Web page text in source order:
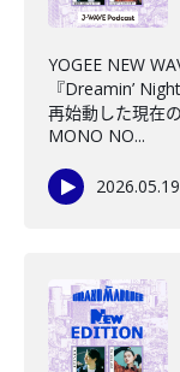
YOGEE NEW
『Dreamin’
再始動した現在
MONO NO...
2026.05.19